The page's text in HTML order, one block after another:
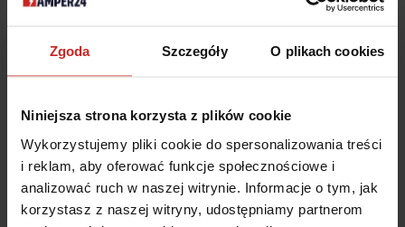
Zgoda Szczegóły O plikach cookies
Niniejsza strona korzysta z plików cookie
Wykorzystujemy pliki cookie do spersonalizowania treści
i reklam, aby oferować funkcje społecznościowe i
analizować ruch w naszej witrynie. Informacje o tym, jak
korzystasz z naszej witryny, udostępniamy partnerom